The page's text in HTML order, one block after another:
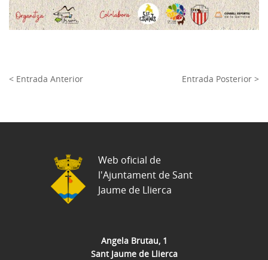
< Entrada Anterior Entrada Posterior >
Angela Brutau, 1
Sant Jaume de Llierca
Web oficial de
l'Ajuntament de Sant
Jaume de Llierca